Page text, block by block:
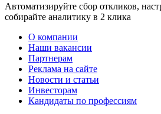
Автоматизируйте сбор откликов,
собирайте аналитику в 2 клика
О компании
Наши вакансии
Партнерам
Реклама на сайте
Новости и статьи
Инвесторам
Кандидаты по профессиям